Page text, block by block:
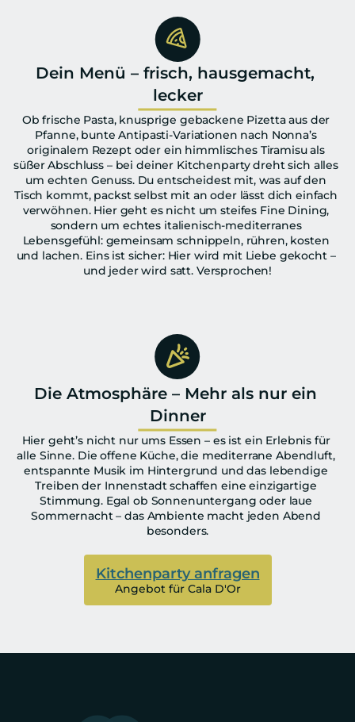
Dein Menü – frisch, hausgemacht,
lecker
Ob frische Pasta, knusprige gebackene Pizetta aus der
Pfanne, bunte Antipasti-Variationen nach Nonna’s
originalem Rezept oder ein himmlisches Tiramisu als
süßer Abschluss – bei deiner Kitchenparty dreht sich alles
um echten Genuss. Du entscheidest mit, was auf den
Tisch kommt, packst selbst mit an oder lässt dich einfach
verwöhnen. Hier geht es nicht um steifes Fine Dining,
sondern um echtes italienisch-mediterranes
Lebensgefühl: gemeinsam schnippeln, rühren, kosten
und lachen. Eins ist sicher: Hier wird mit Liebe gekocht –
und jeder wird satt. Versprochen!
Die Atmosphäre – Mehr als nur ein
Dinner
Hier geht’s nicht nur ums Essen – es ist ein Erlebnis für
alle Sinne. Die offene Küche, die mediterrane Abendluft,
entspannte Musik im Hintergrund und das lebendige
Treiben der Innenstadt schaffen eine einzigartige
Stimmung. Egal ob Sonnenuntergang oder laue
Sommernacht – das Ambiente macht jeden Abend
besonders.
Kitchenparty anfragen
Angebot für Cala D'Or